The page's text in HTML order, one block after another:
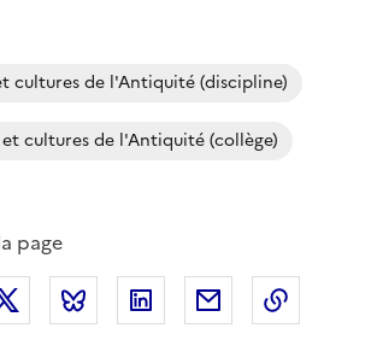
cultures de l'Antiquité (discipline)
et cultures de l'Antiquité (collège)
page
via Facebook
Partager via XPartager via Bluesky
Partager via LinkedIn
Partager par